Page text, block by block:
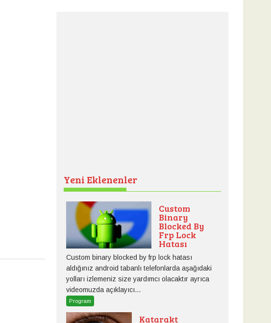
Yeni Eklenenler
Custom
Binary
Blocked By
Frp Lock
Hatası
Custom binary blocked by frp lock hatası
aldığınız android tabanlı telefonlarda aşağıdaki
yolları izlemeniz size yardımcı olacaktır ayrıca
videomuzda açıklayıcı...
Program
Katarakt